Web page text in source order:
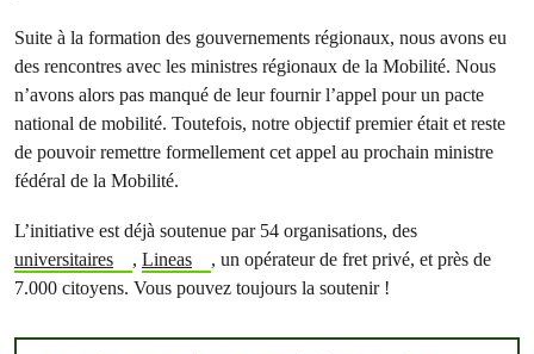
Suite à la formation des gouvernements régionaux, nous avons eu
des rencontres avec les ministres régionaux de la Mobilité. Nous
n’avons alors pas manqué de leur fournir l’appel pour un pacte
national de mobilité. Toutefois, notre objectif premier était et reste
de pouvoir remettre formellement cet appel au prochain ministre
fédéral de la Mobilité.
L’initiative est déjà soutenue par 54 organisations, des
universitaires
, Lineas
, un opérateur de fret privé, et près de
7.000 citoyens. Vous pouvez toujours la soutenir !